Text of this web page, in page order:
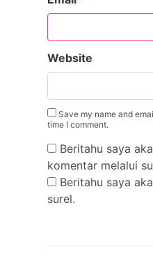
Website
Save my name and
time I comment.
Beritahu saya
komentar melalui
Beritahu saya
surel.